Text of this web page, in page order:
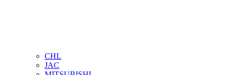
CHL
JAC